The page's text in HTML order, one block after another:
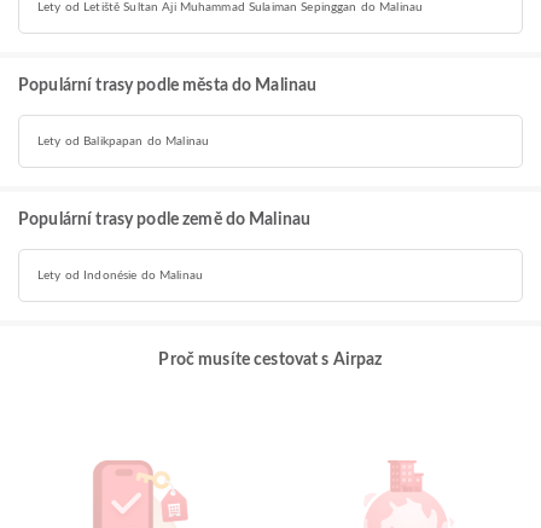
Lety od Letiště Sultan Aji Muhammad Sulaiman Sepinggan do Malinau
Populární trasy podle města do Malinau
Lety od Balikpapan do Malinau
Populární trasy podle země do Malinau
Lety od Indonésie do Malinau
Proč musíte cestovat s Airpaz